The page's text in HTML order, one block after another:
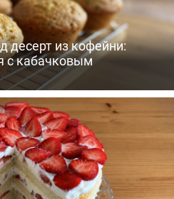
десерт из кофейни:
с кабачковым